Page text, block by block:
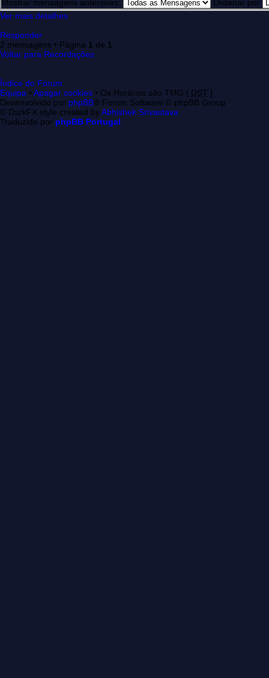
Mostrar mensagens anteriores:
Ordenar por
Ver mais detalhes
Responder
2 mensagens • Página 1 de 1
Voltar para Recordações
Índice do Fórum
Equipa • Apagar cookies • Os Horários são TMG [ DST ]
Desenvolvido por phpBB® Forum Software © phpBB Group
© DarkFX style created byAbhishek Srivastava
Traduzido por phpBB Portugal